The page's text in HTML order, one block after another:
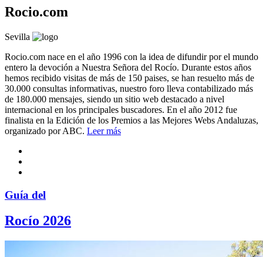
Rocio.com
Sevilla
Rocio.com nace en el año 1996 con la idea de difundir por el mundo
entero la devoción a Nuestra Señora del Rocío. Durante estos años
hemos recibido visitas de más de 150 paises, se han resuelto más de
30.000 consultas informativas, nuestro foro lleva contabilizado más
de 180.000 mensajes, siendo un sitio web destacado a nivel
internacional en los principales buscadores. En el año 2012 fue
finalista en la Edición de los Premios a las Mejores Webs Andaluzas,
organizado por ABC. Leer más
Guía del
Rocío 2026